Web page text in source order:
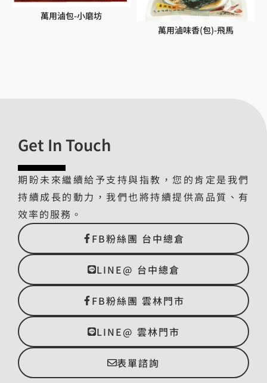
萬用滷包-小磨坊
萬用滷味香(包)-飛馬
Get In Touch
期盼未來繼續給予支持與指教，您的肯定是我們
持續成長的動力，我們也將持續提供高品質、有
效率的服務。
FB粉絲團 台中總倉
LINE@ 台中總倉
FB粉絲團 雲林門市
LINE@ 雲林門市
表單諮詢